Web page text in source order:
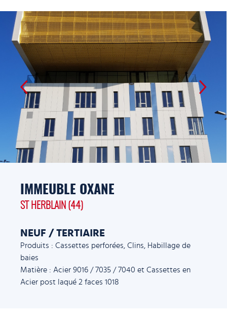
IMMEUBLE OXANE
ST HERBLAIN (44)
NEUF / TERTIAIRE
Produits : Cassettes perforées, Clins, Habillage de
baies
Matière : Acier 9016 / 7035 / 7040 et Cassettes en
Acier post laqué 2 faces 1018